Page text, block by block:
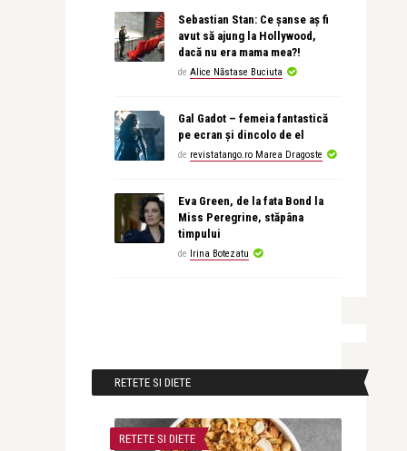
Sebastian Stan: Ce șanse aș fi
avut să ajung la Hollywood,
dacă nu era mama mea?!
de Alice Năstase Buciuta
Gal Gadot – femeia fantastică
pe ecran și dincolo de el
de revistatango.ro Marea Dragoste
Eva Green, de la fata Bond la
Miss Peregrine, stăpâna
timpului
de Irina Botezatu
RETETE SI DIETE
RETETE SI DIETE